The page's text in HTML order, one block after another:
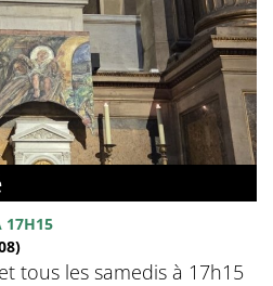
17H15
tous les samedis à 17h15